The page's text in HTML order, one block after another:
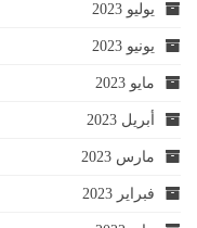
يوليو 2023
يونيو 2023
مايو 2023
أبريل 2023
مارس 2023
فبراير 2023